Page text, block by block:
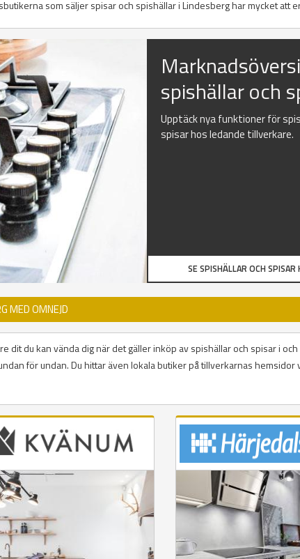
som säljer spisar och spishällar i Lindesberg har mycket att
spishällar och
Upptäck nya funktioner för
spisar hos ledande tillverkare.
SE SPISHÄLLAR OCH SPISAR
MED OMNEJD
dit du kan vända dig när det gäller inköp av spishällar och spisar i
för undan. Du hittar även lokala butiker på tillverkarnas hemsidor